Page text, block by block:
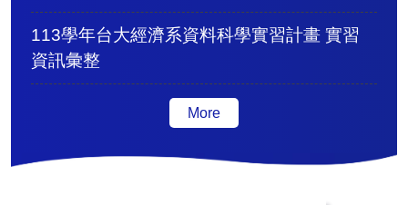
113學年台大經濟系資料科學實習計畫 實習
資訊彙整
More